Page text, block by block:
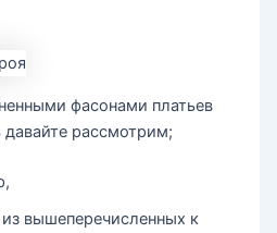
фасонами платьев
давайте рассмотрим;
вышеперечисленных к